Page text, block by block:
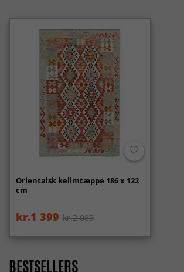
Orientalsk kelimtæppe 186 x 122
cm
kr.1 399 kr.2 089
BESTSELLERS